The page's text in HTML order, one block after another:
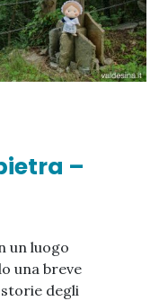
–
un luogo
una breve
degli